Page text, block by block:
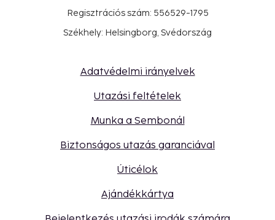
Regisztrációs szám: 556529-1795
Székhely: Helsingborg, Svédország
Adatvédelmi irányelvek
Utazási feltételek
Munka a Sembonál
Biztonságos utazás garanciával
Úticélok
Ajándékkártya